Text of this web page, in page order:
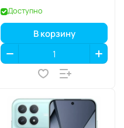
(коричневый мокко)
Доступно
В корзину